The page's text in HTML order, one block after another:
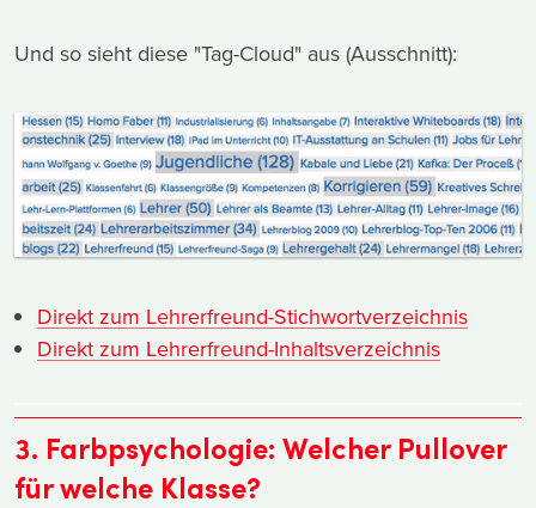
Und so sieht diese "Tag-Cloud" aus (Ausschnitt):
Direkt zum Lehrerfreund-Stichwortverzeichnis
Direkt zum Lehrerfreund-Inhaltsverzeichnis
3. Farbpsychologie: Welcher Pullover
für welche Klasse?